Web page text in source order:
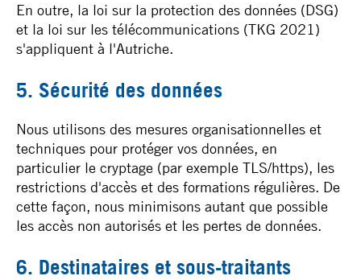
En outre, la loi sur la protection des données (DSG)
et la loi sur les télécommunications (TKG 2021)
s'appliquent à l'Autriche.
5. Sécurité des données
Nous utilisons des mesures organisationnelles et
techniques pour protéger vos données, en
particulier le cryptage (par exemple TLS/https), les
restrictions d'accès et des formations régulières. De
cette façon, nous minimisons autant que possible
les accès non autorisés et les pertes de données.
6. Destinataires et sous-traitants